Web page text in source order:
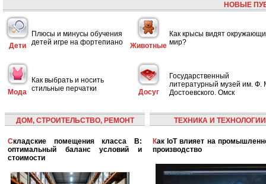
НОВЫЕ
Дети
Плюсы и минусы обучения
детей игре на фортепиано
Животные
Как крысы видят
мир?
Мода
Как выбрать и носить
стильные перчатки
Досуг
Государственный
литературный музей им. Ф.
Достоевского. Омск
ДОМ, СТРОИТЕЛЬСТВО, РЕМОНТ
Складские помещения класса B:
оптимальный баланс условий и
стоимости
ТЕХНИКА И ТЕХНОЛОГИИ
Как IoT влияет на промышленность и
производство